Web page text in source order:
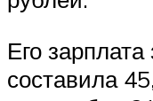
Его
составила